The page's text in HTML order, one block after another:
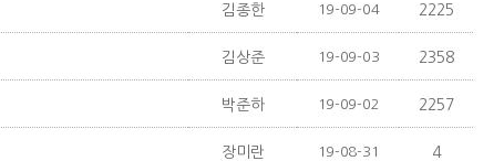
김종한 19-09-04 2225
김상준 19-09-03 2358
박준하 19-09-02 2257
장미란 19-08-31 4